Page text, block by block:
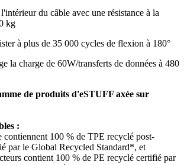
du câble avec une résistance à la
kg
à plus de 35 000 cycles de flexion à 180°
la charge de 60W/transferts de données à 480
de produits d'eSTUFF axée sur
:
contiennent 100 % de TPE recyclé post-
par le Global Recycled Standard*, et
contient 100 % de PE recyclé certifié par